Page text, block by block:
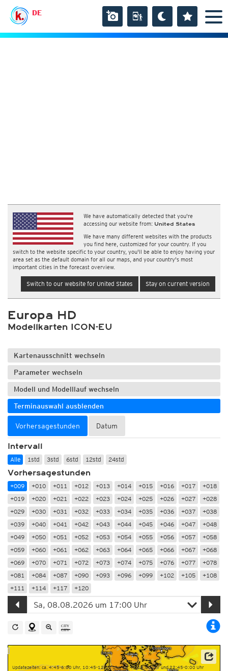
DE
We have automatically detected that you're
accessing our website from: United States
We have many different websites with the products
you find here, customized for your country. If you
switch to the website specific to your country, you'll be able to enjoy having your
area set as the default domain for all our maps, and your country's most
important cities in the forecast overview.
Switch to our website for United States Stay on current version
Europa HD
Modellkarten ICON-EU
Kartenausschnitt wechseln
Parameter wechseln
Modell und Modelllauf wechseln
Terminauswahl ausblenden
Vorhersagestunden Datum
Intervall
Alle 1std 3std 6std 12std 24std
Vorhersagestunden
+009 +010 +011 +012 +013 +014 +015 +016 +017
+018
+019
+020 +021 +022 +023 +024 +025 +026 +027
+028
+029
+030 +031 +032 +033 +034 +035 +036 +037
+038
+039
+040 +041 +042 +043 +044 +045 +046 +047
+048
+049
+050 +051 +052 +053 +054 +055 +056 +057
+058
+059
+060 +061 +062 +063 +064 +065 +066 +067
+068
+069
+070 +071 +072 +073 +074 +075 +076 +077
+078
+081
+084 +087 +090 +093 +096 +099 +102 +105
+108
+111
+114 +117 +120
Updatezeiten: ca. 4:45-6:00 Uhr, 10:45-12:00 Uhr, 16:45-18:00 Uhr und 22:45-0:00 Uhr
Datenbasis: Deutscher Wetterdienst (DWD)